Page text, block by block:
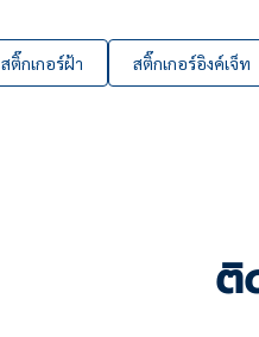
สติ๊กเกอร์ฝ้า สติ๊กเกอร์อิงค์เจ็ท
ติ